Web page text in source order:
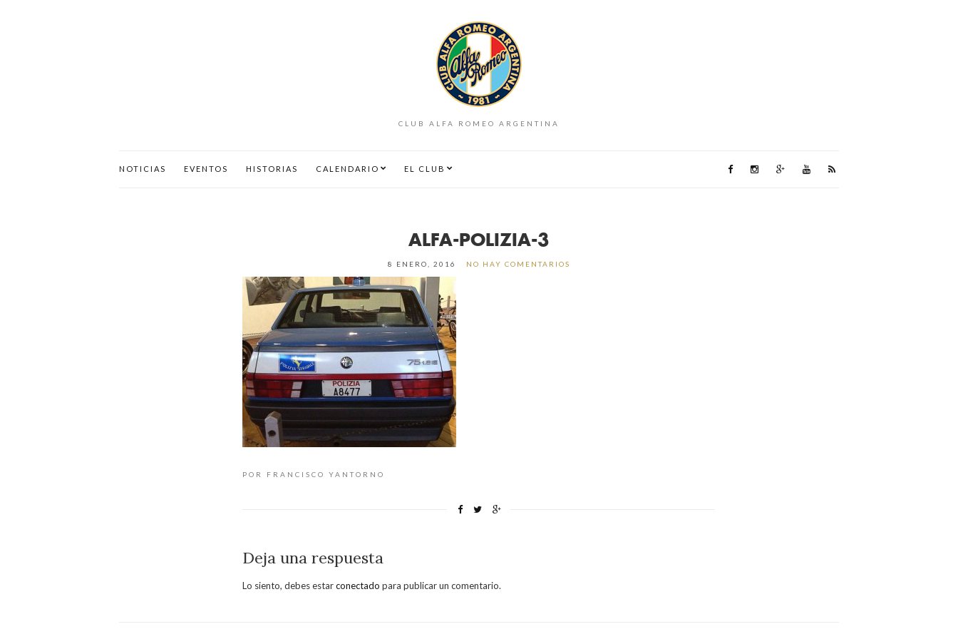
CLUB ALFA ROMEO ARGENTINA
NOTICIAS EVENTOS HISTORIAS CALENDARIO EL CLUB
ALFA-POLIZIA-3
8 ENERO, 2016 NO HAY COMENTARIOS
POR FRANCISCO YANTORNO
Deja una respuesta
Lo siento, debes estarconectado para publicar un comentario.